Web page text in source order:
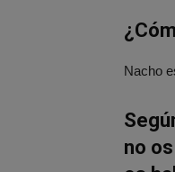
Nacho
no